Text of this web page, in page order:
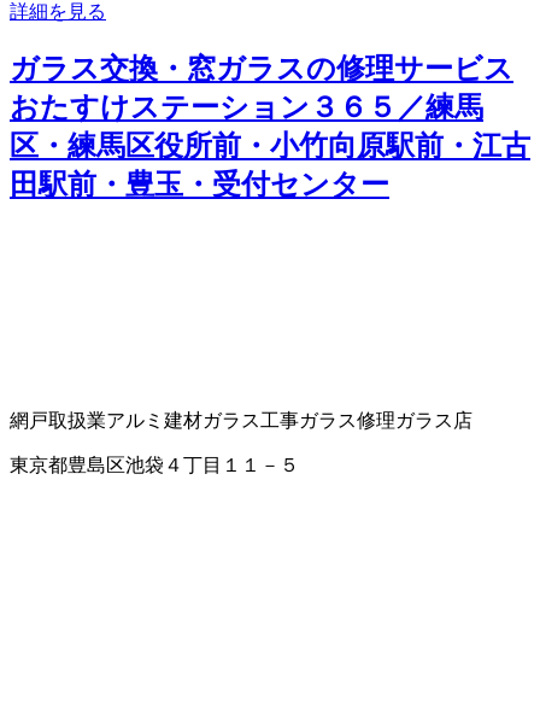
詳細を見る
ガラス交換・窓ガラスの修理サービス
おたすけステーション３６５／練馬
区・練馬区役所前・小竹向原駅前・江古
田駅前・豊玉・受付センター
網戸取扱業アルミ建材ガラス工事ガラス修理ガラス店
東京都豊島区池袋４丁目１１－５